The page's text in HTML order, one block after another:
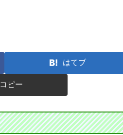
はてブ
コピー